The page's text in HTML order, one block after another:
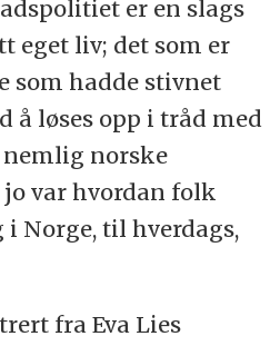
er en slags
eget liv; det som er
som hadde stivnet
å løses opp i tråd med
norske
var hvordan folk
Norge, til hverdags,
fra Eva Lies